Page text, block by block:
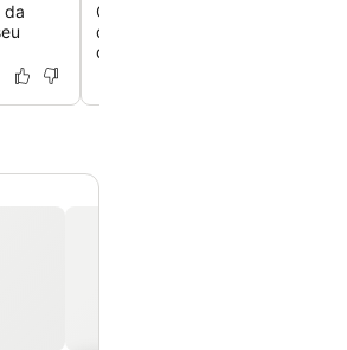
da
Organize encontros de
conferências e uma sala de
completos do hotel.